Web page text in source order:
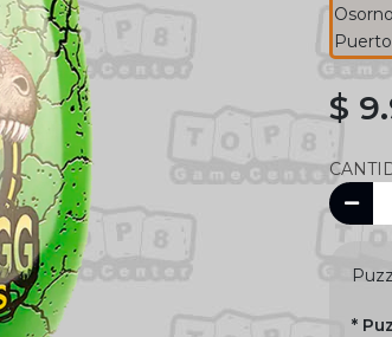
Osorno
$
*